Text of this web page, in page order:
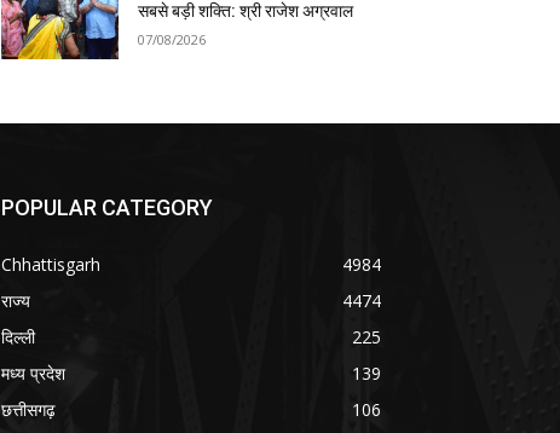
सबसे बड़ी शक्ति: श्री राजेश अग्रवाल
07/08/2026
POPULAR CATEGORY
Chhattisgarh
4984
राज्य
4474
दिल्ली
225
मध्य प्रदेश
139
छत्तीसगढ़
106